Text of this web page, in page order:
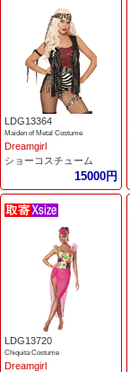
LDG13364
Maiden of Metal Costume
Dreamgirl
ショーコスチューム
15000円
LDG13720
Chiquita Costume
Dreamgirl